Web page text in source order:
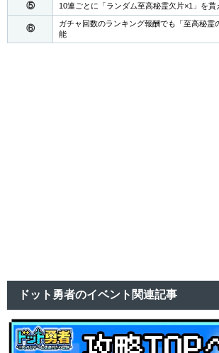
⑤ 10連ごとに「ランダム至高秘霊欠片×1」を貰
⑥
ガチャ回数のランキング報酬でも「至高秘霊
能
ドット勇者のイベント関連記事